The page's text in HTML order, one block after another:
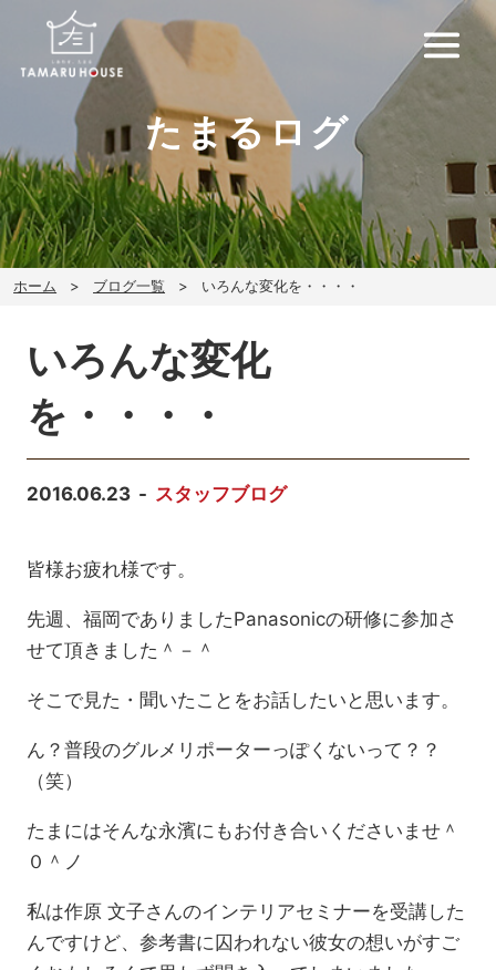
たまるログ
ホーム ブログ一覧 いろんな変化を・・・・
いろんな変化
を・・・・
2016.06.23 スタッフブログ
皆様お疲れ様です。
先週、福岡でありましたPanasonicの研修に参加さ
せて頂きました＾－＾
そこで見た・聞いたことをお話したいと思います。
ん？普段のグルメリポーターっぽくないって？？
（笑）
たまにはそんな永濱にもお付き合いくださいませ＾
０＾ノ
私は作原 文子さんのインテリアセミナーを受講した
んですけど、参考書に囚われない彼女の想いがすご